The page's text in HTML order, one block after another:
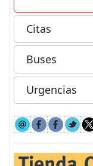
Citas
Buses
Urgencias